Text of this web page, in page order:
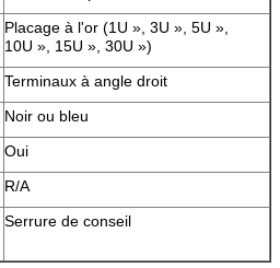
Placage à l'or (1U », 3U », 5U »,
10U », 15U », 30U »)
Terminaux à angle droit
Noir ou bleu
Oui
R/A
Serrure de conseil